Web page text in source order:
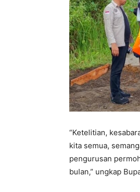
“Ketelitian,
kita semua,
pengurusan
bulan,” ungkap